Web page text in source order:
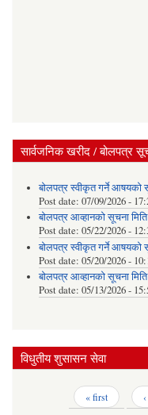
सार्वजनिक खरीद / बोलपत्र
बोलपत्र स्वीकृत गर्ने आषयको
Post date: 07/09/2026 -
बोलपत्र आव्हानको सूचना
Post date: 05/22/2026 -
बोलपत्र स्वीकृत गर्ने आषयको
Post date: 05/20/2026 -
बोलपत्र आव्हानको सूचना
Post date: 05/13/2026 -
विधुतीय शुसासन सेवा
« first